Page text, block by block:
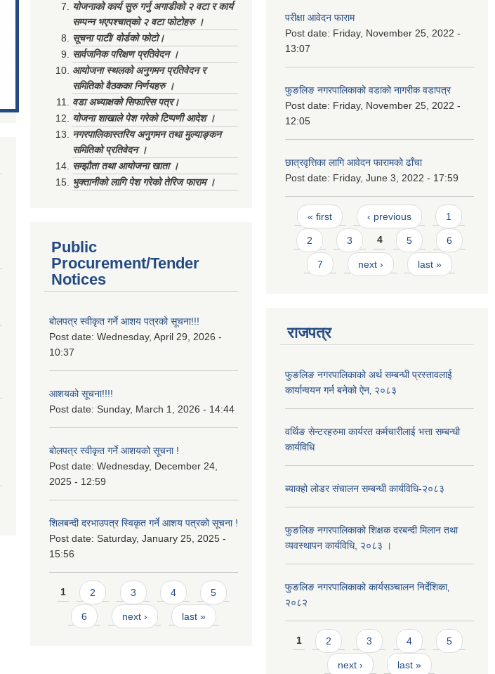
योजनाको कार्य सुरु गर्नु अगाडीको २ वटा र कार्य
सम्पन्न भएपश्चात्‌को २ वटा फोटोहरु ।
सूचना पाटी/ वोर्डको फोटो।
सार्वजनिक परिक्षण प्रतिवेदन ।
आयोजना स्थलको अनुगमन प्रतिवेदन र
समितिको वैठकका निर्णयहरु ।
वडा अध्याक्षको सिफारिस पत्र।
योजना शाखाले पेश गरेको टिप्पणी आदेश ।
नगरपालिकास्तरिय अनुगमन तथा मुल्याङ्कन
समितिको प्रतिवेदन ।
सम्झौता तथा आयोजना खाता ।
भुक्तानीको लागि पेश गरेको तेरिज फाराम ।
Public
Procurement/Tender
Notices
बोलपत्र स्वीकृत गर्ने आशय पत्रको सूचना!!!
Post date: Wednesday, April 29, 2026 -
10:37
आशयको सूचना!!!!
Post date: Sunday, March 1, 2026 - 14:44
बोलपत्र स्वीकृत गर्ने आशयको सूचना !
Post date: Wednesday, December 24,
2025 - 12:59
शिलबन्दी दरभाउपत्र स्विकृत गर्ने आशय पत्रको सूचना !
Post date: Saturday, January 25, 2025 -
15:56
Pages
1 2 3 4 5
6 next › last »
परीक्षा आवेदन फाराम
Post date: Friday, November 25, 2022 -
13:07
फुङलिङ नगरपालिकाको वडाको नागरीक वडापत्र
Post date: Friday, November 25, 2022 -
12:05
छात्रवृत्तिका लागि आवेदन फारामको ढाँचा
Post date: Friday, June 3, 2022 - 17:59
Pages
« first ‹ previous 1
2 3 4 5 6
7 next › last »
राजपत्र
फुङलिङ नगरपालिकाको अर्थ सम्बन्धी प्रस्तावलाई
कार्यान्वयन गर्न बनेको ऐन‚ २०८३
वर्थिङ सेन्टरहरुमा कार्यरत कर्मचारीलाई भत्ता सम्बन्धी
कार्यविधि
ब्याक्हो लोडर संचालन सम्बन्धी कार्यविधि-२०८३
फुङलिङ नगरपालिकाको शिक्षक दरबन्दी मिलान तथा
व्यवस्थापन कार्यविधि, २०८३ ।
फुङलिङ नगरपालिकाको कार्यसञ्चालन निर्देशिका‚
२०८२
Pages
1 2 3 4 5
next › last »